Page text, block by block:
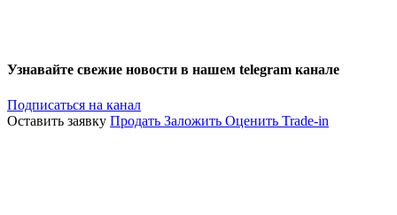
Узнавайте свежие новости в нашем telegram канале
Подписаться на канал
Оставить заявку Продать Заложить Оценить Trade-in